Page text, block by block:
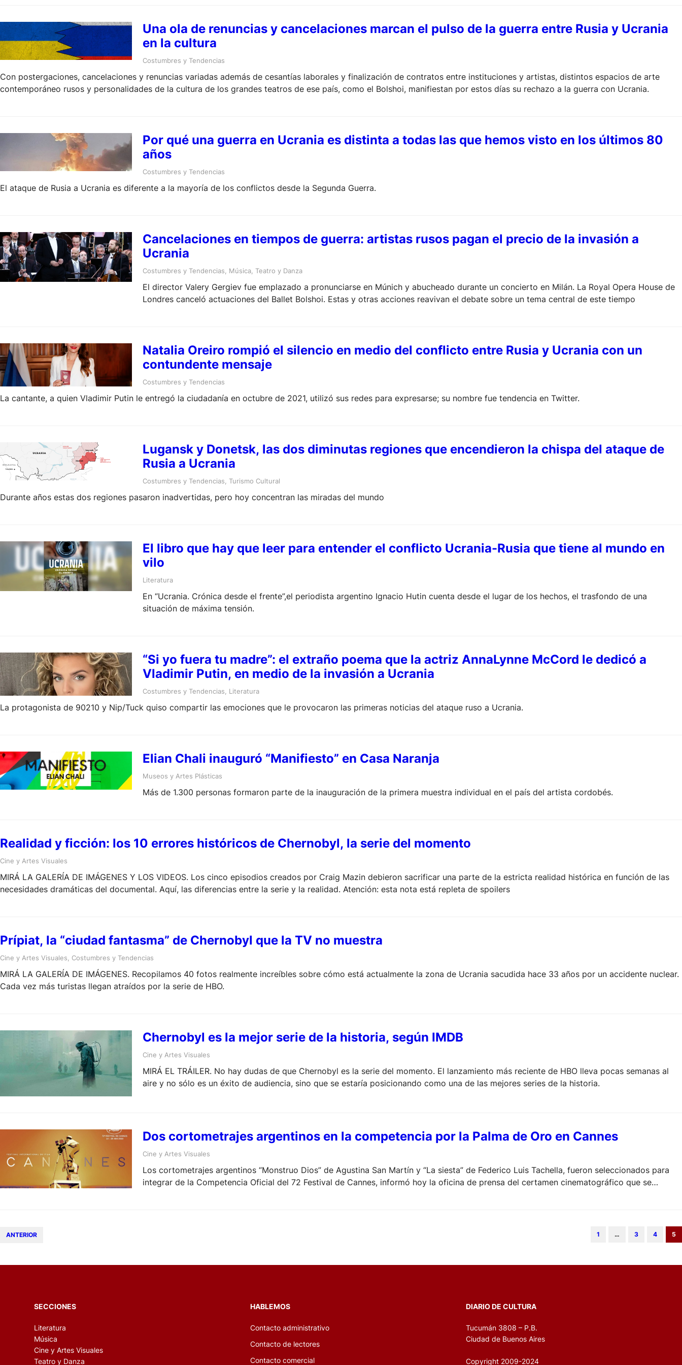
Una ola de renuncias y cancelaciones marcan el pulso de la guerra entre Rusia y Ucrania
en la cultura
Costumbres y Tendencias
Con postergaciones, cancelaciones y renuncias variadas además de cesantías laborales y finalización de contratos entre instituciones y artistas, distintos espacios de arte
contemporáneo rusos y personalidades de la cultura de los grandes teatros de ese país, como el Bolshoi, manifiestan por estos días su rechazo a la guerra con Ucrania.
Por qué una guerra en Ucrania es distinta a todas las que hemos visto en los últimos 80
años
Costumbres y Tendencias
El ataque de Rusia a Ucrania es diferente a la mayoría de los conflictos desde la Segunda Guerra.
Cancelaciones en tiempos de guerra: artistas rusos pagan el precio de la invasión a
Ucrania
Costumbres y Tendencias Música Teatro y Danza
El director Valery Gergiev fue emplazado a pronunciarse en Múnich y abucheado durante un concierto en Milán. La Royal Opera House de
Londres canceló actuaciones del Ballet Bolshoi. Estas y otras acciones reavivan el debate sobre un tema central de este tiempo
Natalia Oreiro rompió el silencio en medio del conflicto entre Rusia y Ucrania con un
contundente mensaje
Costumbres y Tendencias
La cantante, a quien Vladimir Putin le entregó la ciudadanía en octubre de 2021, utilizó sus redes para expresarse; su nombre fue tendencia en Twitter.
Lugansk y Donetsk, las dos diminutas regiones que encendieron la chispa del ataque de
Rusia a Ucrania
Costumbres y Tendencias Turismo Cultural
Durante años estas dos regiones pasaron inadvertidas, pero hoy concentran las miradas del mundo
El libro que hay que leer para entender el conflicto Ucrania-Rusia que tiene al mundo en
vilo
Literatura
En “Ucrania. Crónica desde el frente”,el periodista argentino Ignacio Hutin cuenta desde el lugar de los hechos, el trasfondo de una
situación de máxima tensión.
“Si yo fuera tu madre”: el extraño poema que la actriz AnnaLynne McCord le dedicó a
Vladimir Putin, en medio de la invasión a Ucrania
Costumbres y Tendencias Literatura
La protagonista de 90210 y Nip/Tuck quiso compartir las emociones que le provocaron las primeras noticias del ataque ruso a Ucrania.
Elian Chali inauguró “Manifiesto” en Casa Naranja
Museos y Artes Plásticas
Más de 1.300 personas formaron parte de la inauguración de la primera muestra individual en el país del artista cordobés.
Realidad y ficción: los 10 errores históricos de Chernobyl, la serie del momento
Cine y Artes Visuales
MIRÁ LA GALERÍA DE IMÁGENES Y LOS VIDEOS. Los cinco episodios creados por Craig Mazin debieron sacrificar una parte de la estricta realidad histórica en función de las
necesidades dramáticas del documental. Aquí, las diferencias entre la serie y la realidad. Atención: esta nota está repleta de spoilers
Prípiat, la “ciudad fantasma” de Chernobyl que la TV no muestra
Cine y Artes Visuales Costumbres y Tendencias
MIRÁ LA GALERÍA DE IMÁGENES. Recopilamos 40 fotos realmente increíbles sobre cómo está actualmente la zona de Ucrania sacudida hace 33 años por un accidente nuclear.
Cada vez más turistas llegan atraídos por la serie de HBO.
Chernobyl es la mejor serie de la historia, según IMDB
Cine y Artes Visuales
MIRÁ EL TRÁILER. No hay dudas de que Chernobyl es la serie del momento. El lanzamiento más reciente de HBO lleva pocas semanas al
aire y no sólo es un éxito de audiencia, sino que se estaría posicionando como una de las mejores series de la historia.
Dos cortometrajes argentinos en la competencia por la Palma de Oro en Cannes
Cine y Artes Visuales
Los cortometrajes argentinos “Monstruo Dios” de Agustina San Martín y “La siesta” de Federico Luis Tachella, fueron seleccionados para
integrar de la Competencia Oficial del 72 Festival de Cannes, informó hoy la oficina de prensa del certamen cinematográfico que se
ANTERIOR 1 … 3 4 5
SECCIONES
Literatura
Música
Cine y Artes Visuales
Teatro y Danza
HABLEMOS
Contacto administrativo
Contacto de lectores
Contacto comercial
DIARIO DE CULTURA
Tucumán 3808 – P.B.
Ciudad de Buenos Aires
Copyright 2009-2024